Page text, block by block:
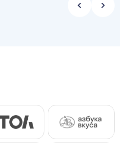
Стрелка